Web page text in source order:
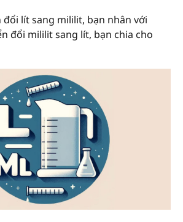
đổi lít sang mililit, bạn nhân với
đổi mililit sang lít, bạn chia cho